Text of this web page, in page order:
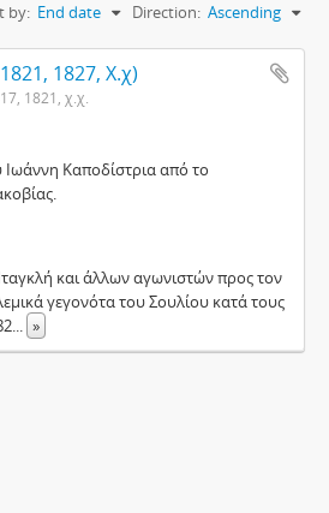
by: End date Direction: Ascending
1827, Χ.χ)
1821, χ.χ.
Ιωάννη Καποδίστρια από το
και άλλων αγωνιστών προς τον
γεγονότα του Σουλίου κατά τους
... »